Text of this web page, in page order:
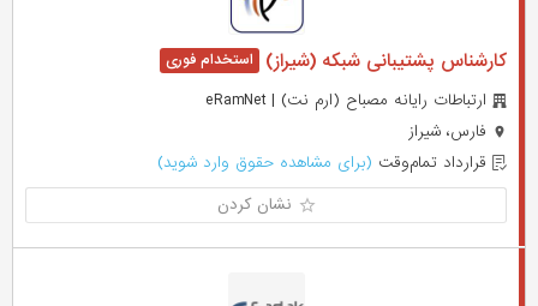
کارشناس پشتیبانی شبکه (شیراز)
ارتباطات رایانه مصباح (ارم نت) | eRamNet
فارس، شیراز
قرارداد تمام‌وقت (برای مشاهده حقوق وارد شوید)
نشان کردن